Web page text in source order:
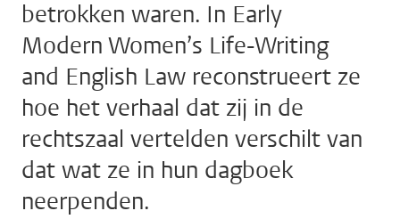
betrokken waren. In Early
Modern Women’s Life-Writing
and English Law reconstrueert ze
hoe het verhaal dat zij in de
rechtszaal vertelden verschilt van
dat wat ze in hun dagboek
neerpenden.